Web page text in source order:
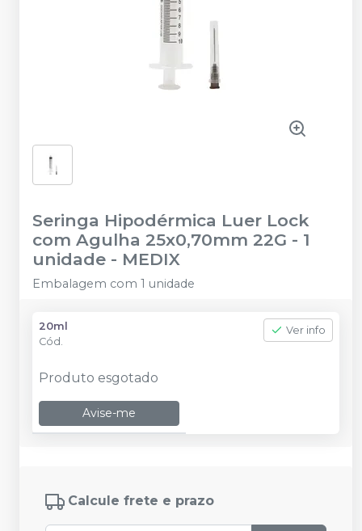
Seringa Hipodérmica Luer Lock
com Agulha 25x0,70mm 22G - 1
unidade - MEDIX
Embalagem com 1 unidade
20ml
Cód.
Ver info
Produto esgotado
Avise-me
Calcule frete e prazo